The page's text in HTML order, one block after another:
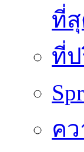
ที่
ที่
ค